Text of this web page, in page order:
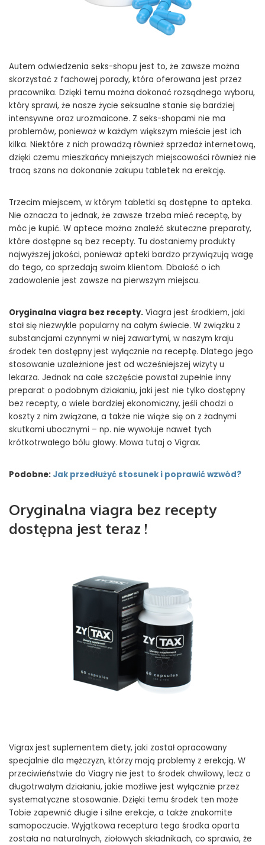
Autem odwiedzenia seks-shopu jest to, że zawsze można
skorzystać z fachowej porady, która oferowana jest przez
pracownika. Dzięki temu można dokonać rozsądnego wyboru,
który sprawi, że nasze życie seksualne stanie się bardziej
intensywne oraz urozmaicone. Z seks-shopami nie ma
problemów, ponieważ w każdym większym mieście jest ich
kilka. Niektóre z nich prowadzą również sprzedaż internetową,
dzięki czemu mieszkańcy mniejszych miejscowości również nie
tracą szans na dokonanie zakupu tabletek na erekcję.
Trzecim miejscem, w którym tabletki są dostępne to apteka.
Nie oznacza to jednak, że zawsze trzeba mieć receptę, by
móc je kupić. W aptece można znaleźć skuteczne preparaty,
które dostępne są bez recepty. Tu dostaniemy produkty
najwyższej jakości, ponieważ apteki bardzo przywiązują wagę
do tego, co sprzedają swoim klientom. Dbałość o ich
zadowolenie jest zawsze na pierwszym miejscu.
Oryginalna viagra bez recepty. Viagra jest środkiem, jaki
stał się niezwykle popularny na całym świecie. W związku z
substancjami czynnymi w niej zawartymi, w naszym kraju
środek ten dostępny jest wyłącznie na receptę. Dlatego jego
stosowanie uzależnione jest od wcześniejszej wizyty u
lekarza. Jednak na całe szczęście powstał zupełnie inny
preparat o podobnym działaniu, jaki jest nie tylko dostępny
bez recepty, o wiele bardziej ekonomiczny, jeśli chodzi o
koszty z nim związane, a także nie wiąże się on z żadnymi
skutkami ubocznymi – np. nie wywołuje nawet tych
krótkotrwałego bólu głowy. Mowa tutaj o Vigrax.
Podobne: Jak przedłużyć stosunek i poprawić wzwód?
Oryginalna viagra bez recepty
dostępna jest teraz !
Vigrax jest suplementem diety, jaki został opracowany
specjalnie dla mężczyzn, którzy mają problemy z erekcją. W
przeciwieństwie do Viagry nie jest to środek chwilowy, lecz o
długotrwałym działaniu, jakie możliwe jest wyłącznie przez
systematyczne stosowanie. Dzięki temu środek ten może
Tobie zapewnić długie i silne erekcje, a także znakomite
samopoczucie. Wyjątkowa receptura tego środka oparta
została na naturalnych, ziołowych składnikach, co sprawia, że